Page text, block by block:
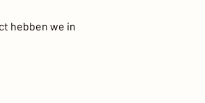
hebben we in